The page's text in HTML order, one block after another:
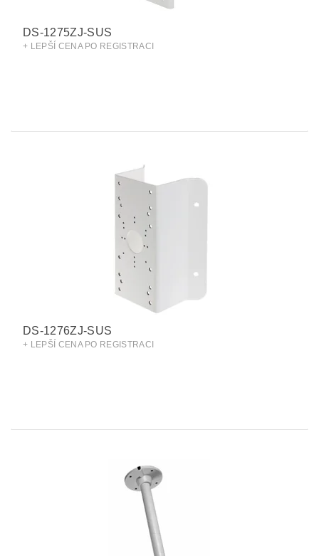
DS-1275ZJ-SUS
+ LEPŠÍ CENA PO REGISTRACI
DS-1276ZJ-SUS
+ LEPŠÍ CENA PO REGISTRACI